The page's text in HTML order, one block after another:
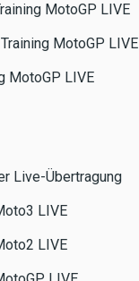
MotoGP LIVE
MotoGP LIVE
MotoGP LIVE
Live-Übertragung
LIVE
LIVE